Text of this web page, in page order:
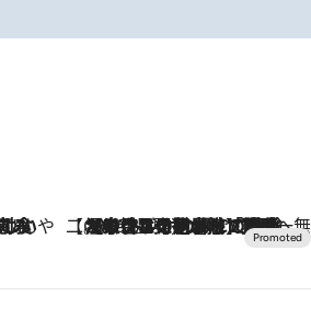
【CREA×星野リゾート】唯一無二。癒しと発見が待つ場所へ
2026.8.7
【トンボの足水浴】ヒノキの香りに包まれて涼感マックス！約13℃の湧水かけ流しを避暑地「星野温泉 トンボの湯」で体験